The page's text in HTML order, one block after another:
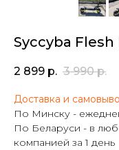
Syccyba Flesh
2 899 р. 3 990 р.
Доставка и
По Минску -
По Беларуси - в
компанией за 1 день